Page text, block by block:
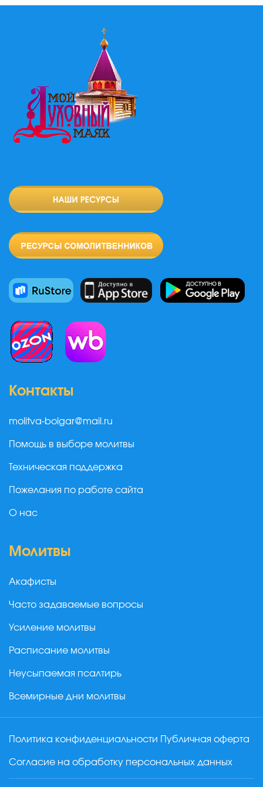
Контакты
molitva-bolgar@mail.ru
Помощь в выборе молитвы
Техническая поддержка
Пожелания по работе сайта
О нас
Молитвы
Акафисты
Часто задаваемые вопросы
Усиление молитвы
Расписание молитвы
Неусыпаемая псалтирь
Всемирные дни молитвы
Политика конфиденциальности Публичная оферта
Согласие на обработку персональных данных